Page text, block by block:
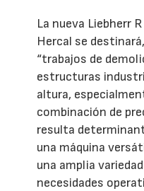
La nueva Liebherr
Hercal se
“trabajos de
estructuras
altura,
combinación de
resulta
una máquina
una amplia
necesidades